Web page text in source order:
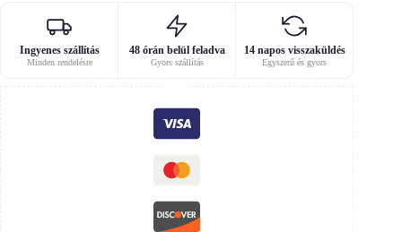
Ingyenes szállítás
Minden rendelésre
48 órán belül feladva
Gyors szállítás
14 napos visszaküldés
Egyszerű és gyors